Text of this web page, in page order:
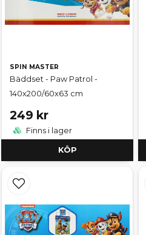
SPIN MASTER
Bäddset - Paw Patrol -
140x200/60x63 cm
249 kr
Finns i lager
KÖP